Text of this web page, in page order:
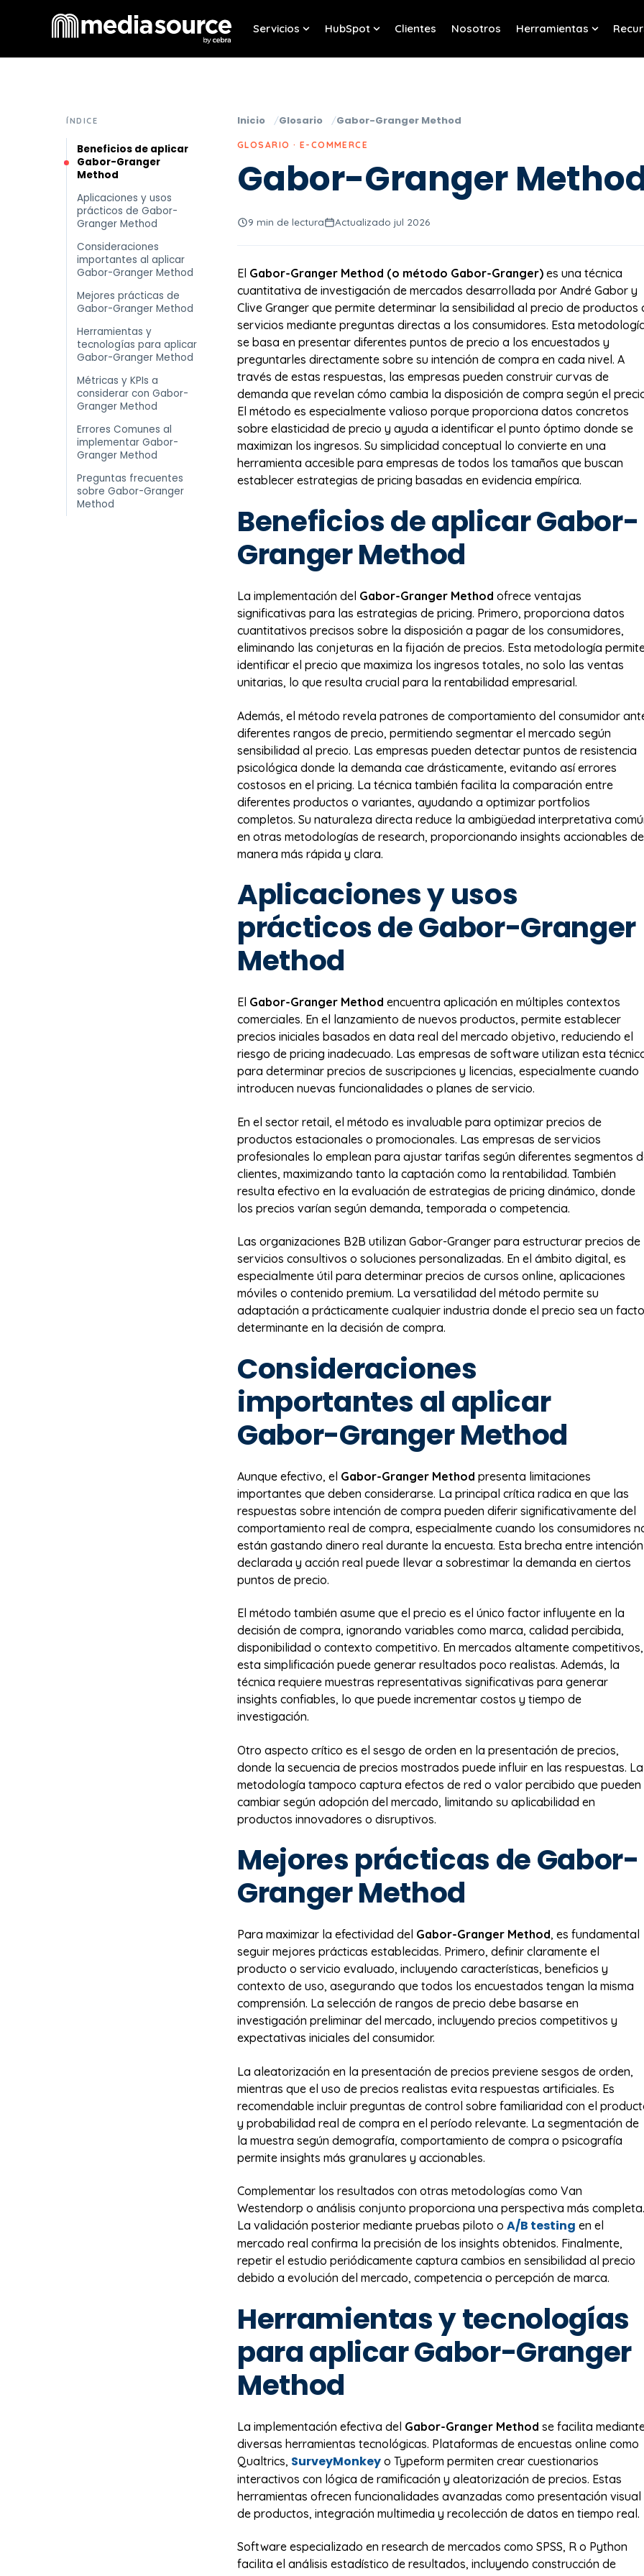
Servicios
Show submenu for Servicios
HubSpot
Show submenu for HubSpot
Clientes Nosotros Herramientas
Show
ÍNDICE
Beneficios de aplicar
Gabor-Granger
Method
Aplicaciones y usos
prácticos de Gabor-
Granger Method
Consideraciones
importantes al aplicar
Gabor-Granger Method
Mejores prácticas de
Gabor-Granger Method
Herramientas y
tecnologías para aplicar
Gabor-Granger Method
Métricas y KPIs a
considerar con Gabor-
Granger Method
Errores Comunes al
implementar Gabor-
Granger Method
Preguntas frecuentes
sobre Gabor-Granger
Method
Inicio Glosario Gabor-Granger Method
GLOSARIO · E-COMMERCE
Gabor-Granger
9 min de lectura Actualizado jul 2026
El Gabor-Granger Method (o método Gabor-Granger) es una técnica
cuantitativa de investigación de mercados desarrollada por André Gabor y
Clive Granger que permite determinar la sensibilidad al precio de productos
servicios mediante preguntas directas a los consumidores. Esta
se basa en presentar diferentes puntos de precio a los encuestados y
preguntarles directamente sobre su intención de compra en cada nivel. A
través de estas respuestas, las empresas pueden construir curvas de
demanda que revelan cómo cambia la disposición de compra según el
El método es especialmente valioso porque proporciona datos concretos
sobre elasticidad de precio y ayuda a identificar el punto óptimo donde se
maximizan los ingresos. Su simplicidad conceptual lo convierte en una
herramienta accesible para empresas de todos los tamaños que buscan
establecer estrategias de pricing basadas en evidencia empírica.
Beneficios de aplicar Gabor-
Granger Method
La implementación del Gabor-Granger Method ofrece ventajas
significativas para las estrategias de pricing. Primero, proporciona datos
cuantitativos precisos sobre la disposición a pagar de los consumidores,
eliminando las conjeturas en la fijación de precios. Esta metodología
identificar el precio que maximiza los ingresos totales, no solo las ventas
unitarias, lo que resulta crucial para la rentabilidad empresarial.
Además, el método revela patrones de comportamiento del consumidor
diferentes rangos de precio, permitiendo segmentar el mercado según
sensibilidad al precio. Las empresas pueden detectar puntos de resistencia
psicológica donde la demanda cae drásticamente, evitando así errores
costosos en el pricing. La técnica también facilita la comparación entre
diferentes productos o variantes, ayudando a optimizar portfolios
completos. Su naturaleza directa reduce la ambigüedad interpretativa
en otras metodologías de research, proporcionando insights accionables de
manera más rápida y clara.
Aplicaciones y usos
prácticos de Gabor-Granger
Method
El Gabor-Granger Method encuentra aplicación en múltiples contextos
comerciales. En el lanzamiento de nuevos productos, permite establecer
precios iniciales basados en data real del mercado objetivo, reduciendo el
riesgo de pricing inadecuado. Las empresas de software utilizan esta
para determinar precios de suscripciones y licencias, especialmente cuando
introducen nuevas funcionalidades o planes de servicio.
En el sector retail, el método es invaluable para optimizar precios de
productos estacionales o promocionales. Las empresas de servicios
profesionales lo emplean para ajustar tarifas según diferentes segmentos
clientes, maximizando tanto la captación como la rentabilidad. También
resulta efectivo en la evaluación de estrategias de pricing dinámico, donde
los precios varían según demanda, temporada o competencia.
Las organizaciones B2B utilizan Gabor-Granger para estructurar precios de
servicios consultivos o soluciones personalizadas. En el ámbito digital, es
especialmente útil para determinar precios de cursos online, aplicaciones
móviles o contenido premium. La versatilidad del método permite su
adaptación a prácticamente cualquier industria donde el precio sea un
determinante en la decisión de compra.
Consideraciones
importantes al aplicar
Gabor-Granger Method
Aunque efectivo, el Gabor-Granger Method presenta limitaciones
importantes que deben considerarse. La principal crítica radica en que las
respuestas sobre intención de compra pueden diferir significativamente del
comportamiento real de compra, especialmente cuando los consumidores
están gastando dinero real durante la encuesta. Esta brecha entre intención
declarada y acción real puede llevar a sobrestimar la demanda en ciertos
puntos de precio.
El método también asume que el precio es el único factor influyente en la
decisión de compra, ignorando variables como marca, calidad percibida,
disponibilidad o contexto competitivo. En mercados altamente competitivos,
esta simplificación puede generar resultados poco realistas. Además, la
técnica requiere muestras representativas significativas para generar
insights confiables, lo que puede incrementar costos y tiempo de
investigación.
Otro aspecto crítico es el sesgo de orden en la presentación de precios,
donde la secuencia de precios mostrados puede influir en las respuestas. La
metodología tampoco captura efectos de red o valor percibido que pueden
cambiar según adopción del mercado, limitando su aplicabilidad en
productos innovadores o disruptivos.
Mejores prácticas de Gabor-
Granger Method
Para maximizar la efectividad del Gabor-Granger Method, es fundamental
seguir mejores prácticas establecidas. Primero, definir claramente el
producto o servicio evaluado, incluyendo características, beneficios y
contexto de uso, asegurando que todos los encuestados tengan la misma
comprensión. La selección de rangos de precio debe basarse en
investigación preliminar del mercado, incluyendo precios competitivos y
expectativas iniciales del consumidor.
La aleatorización en la presentación de precios previene sesgos de orden,
mientras que el uso de precios realistas evita respuestas artificiales. Es
recomendable incluir preguntas de control sobre familiaridad con el
y probabilidad real de compra en el período relevante. La segmentación de
la muestra según demografía, comportamiento de compra o psicografía
permite insights más granulares y accionables.
Complementar los resultados con otras metodologías como Van
Westendorp o análisis conjunto proporciona una perspectiva más completa.
La validación posterior mediante pruebas piloto o A/B testing en el
mercado real confirma la precisión de los insights obtenidos. Finalmente,
repetir el estudio periódicamente captura cambios en sensibilidad al precio
debido a evolución del mercado, competencia o percepción de marca.
Herramientas y tecnologías
para aplicar Gabor-Granger
Method
La implementación efectiva del Gabor-Granger Method se facilita
diversas herramientas tecnológicas. Plataformas de encuestas online como
Qualtrics, SurveyMonkey o Typeform permiten crear cuestionarios
interactivos con lógica de ramificación y aleatorización de precios. Estas
herramientas ofrecen funcionalidades avanzadas como presentación visual
de productos, integración multimedia y recolección de datos en tiempo real.
Software especializado en research de mercados como SPSS, R o Python
facilita el análisis estadístico de resultados, incluyendo construcción de